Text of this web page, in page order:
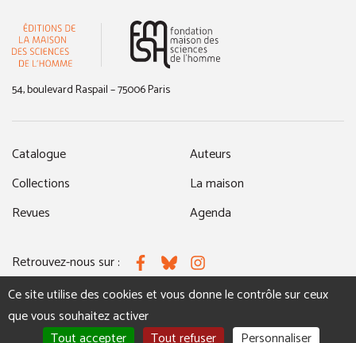
54, boulevard Raspail – 75006 Paris
Catalogue
Collections
Revues
Auteurs
La maison
Agenda
Retrouvez-nous sur : FacebookBlueskyInstagram
MENTIONS LÉGALES NOUS CONTACTER
Ce site utilise des cookies et vous donne le contrôle sur ceux
que vous souhaitez activer
Tout accepter
Tout refuser Personnaliser